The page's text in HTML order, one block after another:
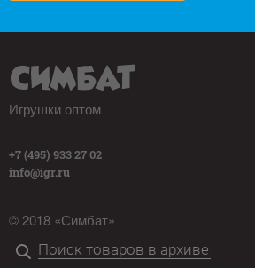
Игрушки оптом
+7 (495) 933 27 02
info@igr.ru
© 2018 «Симбат»